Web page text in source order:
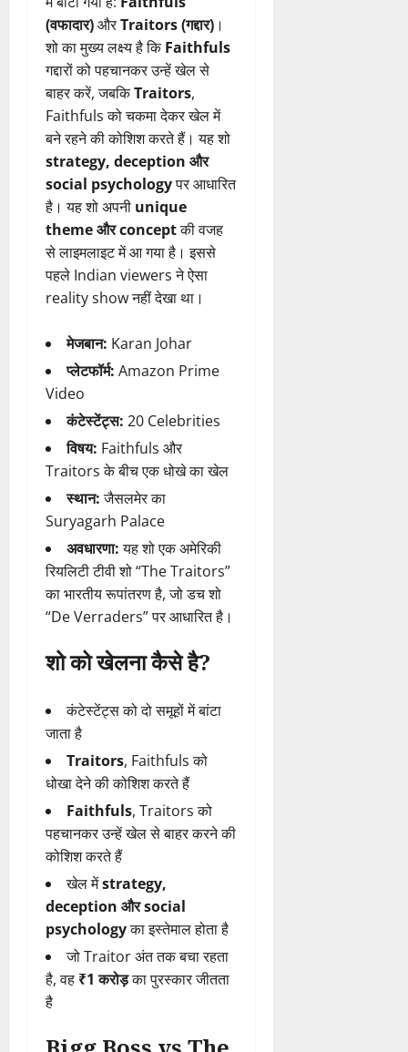
(वफादार)औरTraitors (गद्दार) ।
शो का मुख्य लक्ष्य है किFaithfuls
गद्दारों को पहचानकर उन्हें खेल से
बाहर करें, जबकिTraitors,
Faithfuls को चकमा देकर खेल में
बने रहने की कोशिश करते हैं। यह शो
strategy, deception और
social psychologyपर आधारित
है। यह शो अपनी unique
theme और conceptकी वजह
से लाइमलाइट में आ गया है। इससे
पहले Indian viewers ने ऐसा
reality show नहीं देखा था।
मेजबान: Karan Johar
प्लेटफॉर्म: Amazon Prime
Video
कंटेस्टेंट्स: 20 Celebrities
विषय: Faithfuls और
Traitors के बीच एक धोखे का खेल
स्थान:जैसलमेर का
Suryagarh Palace
अवधारणा:यह शो एक अमेरिकी
रियलिटी टीवी शो “The Traitors”
का भारतीय रूपांतरण है, जो डच शो
“De Verraders” पर आधारित है।
शो को खेलना कैसे है?
कंटेस्टेंट्स को दो समूहों में बांटा
जाता है
Traitors, Faithfuls को
धोखा देने की कोशिश करते हैं
Faithfuls, Traitors को
पहचानकर उन्हें खेल से बाहर करने की
कोशिश करते हैं
खेल मेंstrategy,
deception और social
psychologyका इस्तेमाल होता है
जो Traitor अंत तक बचा रहता
है, वह ₹1 करोड़का पुरस्कार जीतता
है